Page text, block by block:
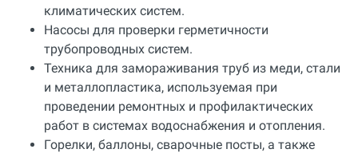
климатических систем.
Насосы для проверки герметичности
трубопроводных систем.
Техника для замораживания труб из меди, стали
и металлопластика, используемая при
проведении ремонтных и профилактических
работ в системах водоснабжения и отопления.
Горелки, баллоны, сварочные посты, а также